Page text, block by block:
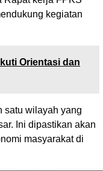
kegiatan
Orientasi dan
satu wilayah yang
Ini dipastikan akan
masyarakat di